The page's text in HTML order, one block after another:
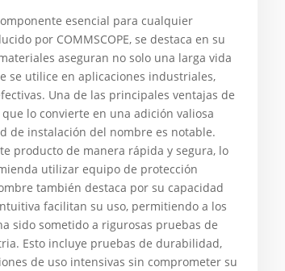
componente esencial para cualquier
por COMMSCOPE, se destaca en su
aseguran no solo una larga vida
se utilice en aplicaciones industriales,
Una de las principales ventajas de
lo convierte en una adición valiosa
de instalación del nombre es notable.
producto de manera rápida y segura, lo
utilizar equipo de protección
también destaca por su capacidad
facilitan su uso, permitiendo a los
sido sometido a rigurosas pruebas de
Esto incluye pruebas de durabilidad,
de uso intensivas sin comprometer su